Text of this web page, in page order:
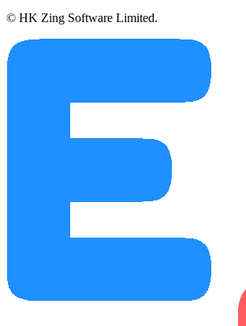
© HK Zing Software Limited.